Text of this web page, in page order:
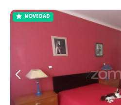
NOVEDAD